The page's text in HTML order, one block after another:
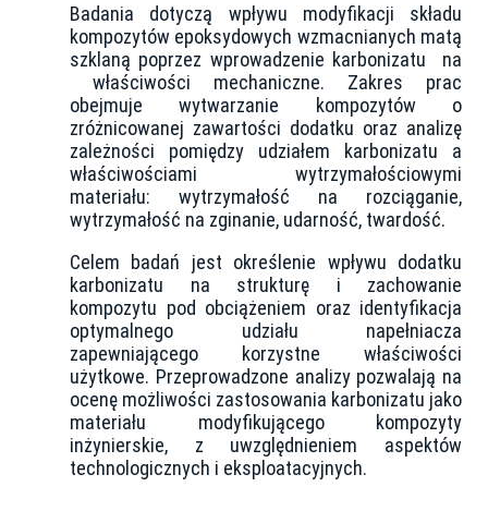
Badania dotyczą wpływu modyfikacji składu
kompozytów epoksydowych wzmacnianych matą
szklaną poprzez wprowadzenie karbonizatu na
właściwości mechaniczne. Zakres prac
obejmuje wytwarzanie kompozytów o
zróżnicowanej zawartości dodatku oraz analizę
zależności pomiędzy udziałem karbonizatu a
właściwościami wytrzymałościowymi
materiału: wytrzymałość na rozciąganie,
wytrzymałość na zginanie, udarność, twardość.
Celem badań jest określenie wpływu dodatku
karbonizatu na strukturę i zachowanie
kompozytu pod obciążeniem oraz identyfikacja
optymalnego udziału napełniacza
zapewniającego korzystne właściwości
użytkowe. Przeprowadzone analizy pozwalają na
ocenę możliwości zastosowania karbonizatu jako
materiału modyfikującego kompozyty
inżynierskie, z uwzględnieniem aspektów
technologicznych i eksploatacyjnych.